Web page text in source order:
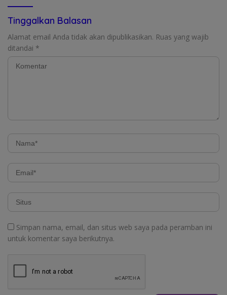
Tinggalkan Balasan
Alamat email Anda tidak akan dipublikasikan. Ruas yang wajib
ditandai *
Simpan nama, email, dan situs web saya pada peramban ini
untuk komentar saya berikutnya.